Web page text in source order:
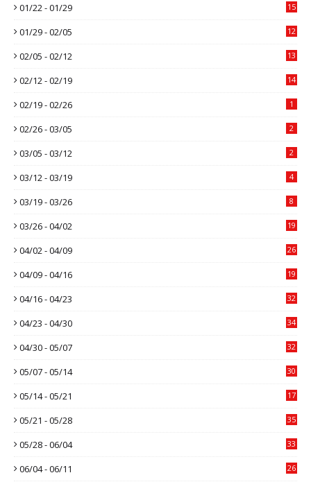
01/22 - 01/29 15
01/29 - 02/05 12
02/05 - 02/12 13
02/12 - 02/19 14
02/19 - 02/26 1
02/26 - 03/05 2
03/05 - 03/12 2
03/12 - 03/19 4
03/19 - 03/26 8
03/26 - 04/02 19
04/02 - 04/09 26
04/09 - 04/16 19
04/16 - 04/23 32
04/23 - 04/30 34
04/30 - 05/07 32
05/07 - 05/14 30
05/14 - 05/21 17
05/21 - 05/28 35
05/28 - 06/04 33
06/04 - 06/11 26